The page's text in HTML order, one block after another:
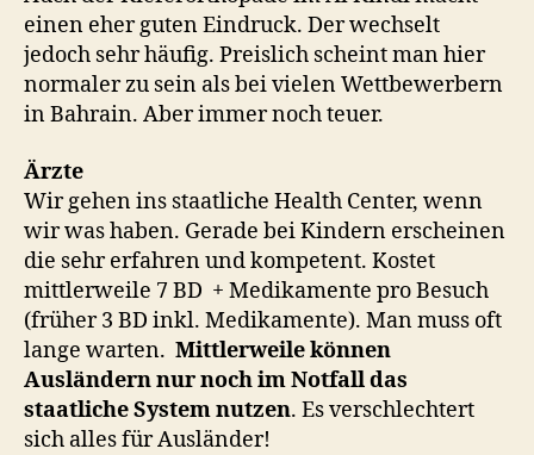
einen eher guten Eindruck. Der wechselt
jedoch sehr häufig. Preislich scheint man hier
normaler zu sein als bei vielen Wettbewerbern
in Bahrain. Aber immer noch teuer.
Ärzte
Wir gehen ins staatliche Health Center, wenn
wir was haben. Gerade bei Kindern erscheinen
die sehr erfahren und kompetent. Kostet
mittlerweile 7 BD + Medikamente pro Besuch
(früher 3 BD inkl. Medikamente). Man muss oft
lange warten. Mittlerweile können
Ausländern nur noch im Notfall das
staatliche System nutzen. Es verschlechtert
sich alles für Ausländer!